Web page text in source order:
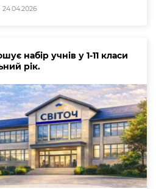
24.04.2026
набір учнів у 1-11 класи
рік.